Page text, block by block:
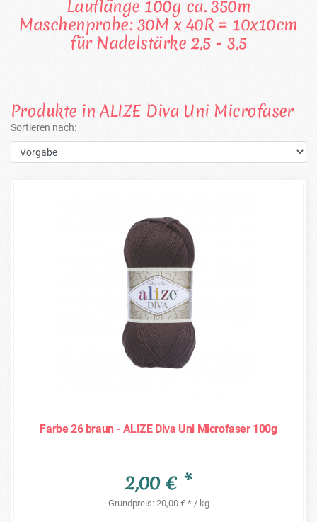
Lauflänge 100g ca. 350m
Maschenprobe: 30M x 40R = 10x10cm
für Nadelstärke 2,5 - 3,5
Produkte in ALIZE Diva Uni Microfaser
Sortieren nach:
Farbe 26 braun - ALIZE Diva Uni Microfaser 100g
2,00 € *
Grundpreis: 20,00 € * / kg